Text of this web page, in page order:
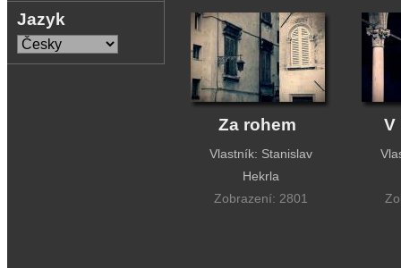
Jazyk
Za rohem
Vlastník: Stanislav
Hekrla
Zobrazení: 2801
V